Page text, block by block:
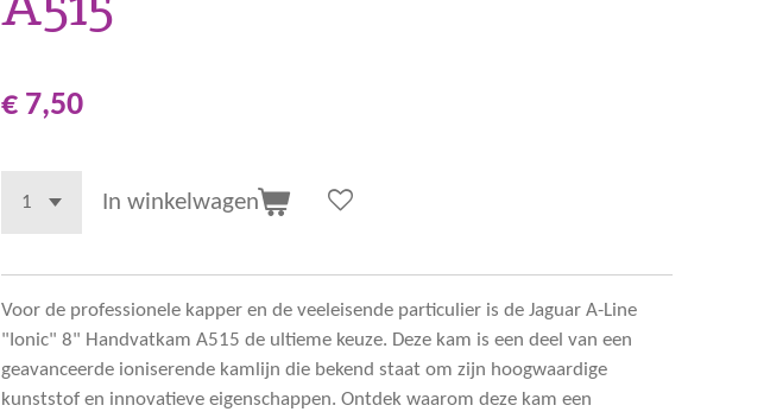
€ 7,50
In winkelwagen
Voor de professionele kapper en de veeleisende particulier is de Jaguar A-Line
"Ionic" 8" Handvatkam A515 de ultieme keuze. Deze kam is een deel van een
geavanceerde ioniserende kamlijn die bekend staat om zijn hoogwaardige
kunststof en innovatieve eigenschappen. Ontdek waarom deze kam een